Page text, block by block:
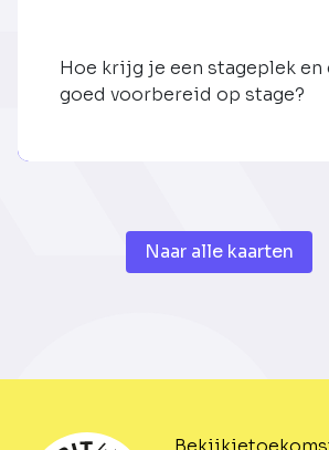
Hoe krijg je een stageplek en
goed voorbereid op stage?
Naar alle kaarten